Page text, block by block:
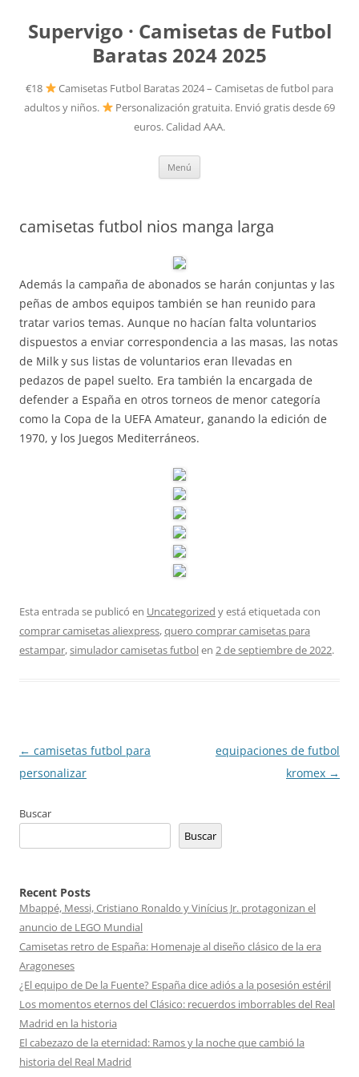
Supervigo · Camisetas de Futbol
Baratas 2024 2025
€18
Camisetas Futbol Baratas 2024 – Camisetas de futbol para
adultos y niños.
Personalización gratuita. Envió gratis desde 69
euros. Calidad AAA.
Menú
camisetas futbol nios manga larga
Además la campaña de abonados se harán conjuntas y las
peñas de ambos equipos también se han reunido para
tratar varios temas. Aunque no hacían falta voluntarios
dispuestos a enviar correspondencia a las masas, las notas
de Milk y sus listas de voluntarios eran llevadas en
pedazos de papel suelto. Era también la encargada de
defender a España en otros torneos de menor categoría
como la Copa de la UEFA Amateur, ganando la edición de
1970, y los Juegos Mediterráneos.
Esta entrada se publicó en Uncategorized y está etiquetada con
comprar camisetas aliexpress,quero comprar camisetas para
estampar,simulador camisetas futbolen 2 de septiembre de 2022.
Navegación
de
← camisetas futbol para
personalizar
equipaciones de futbol
kromex →
Buscar
Buscar
Recent Posts
Mbappé, Messi, Cristiano Ronaldo y Vinícius Jr. protagonizan el
anuncio de LEGO Mundial
Camisetas retro de España: Homenaje al diseño clásico de la era
Aragoneses
¿El equipo de De la Fuente? España dice adiós a la posesión estéril
Los momentos eternos del Clásico: recuerdos imborrables del Real
Madrid en la historia
El cabezazo de la eternidad: Ramos y la noche que cambió la
historia del Real Madrid